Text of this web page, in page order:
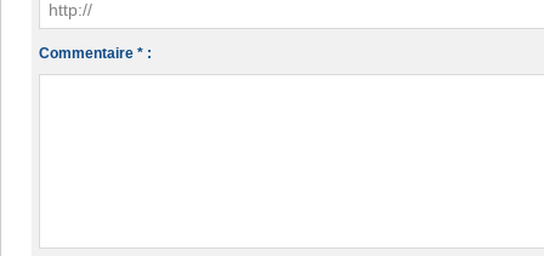
Commentaire * :